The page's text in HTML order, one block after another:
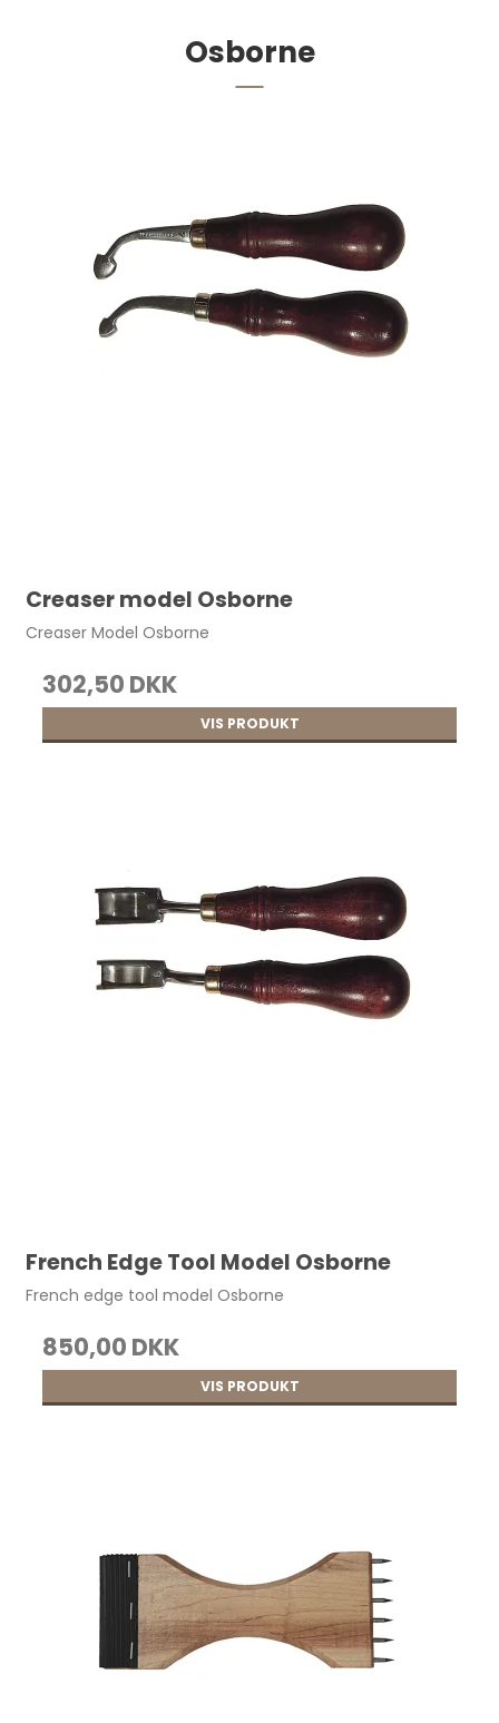
Fast syl nr 1 Kort model pr. stk.
Osborne
Creaser model Osborne
Creaser Model Osborne
302,50 DKK
VIS PRODUKT
French Edge Tool Model Osborne
French edge tool model Osborne
850,00 DKK
VIS PRODUKT